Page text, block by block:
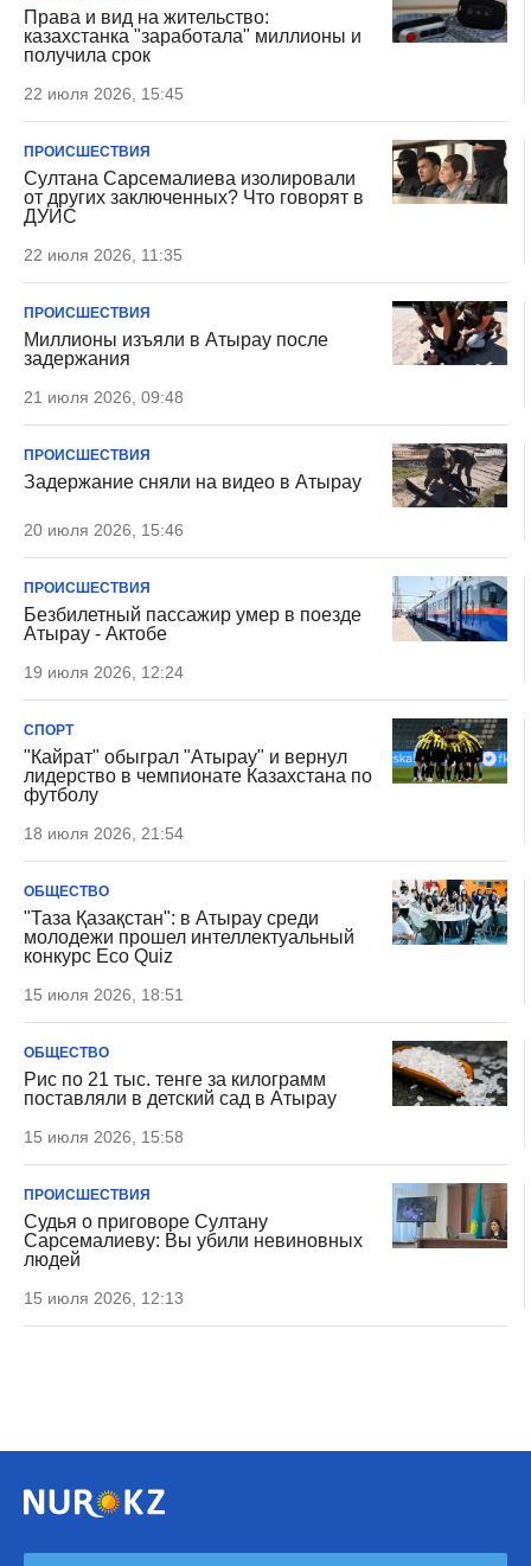
Права и вид на жительство:
казахстанка "заработала" миллионы и
получила срок
22 июля 2026, 15:45
ПРОИСШЕСТВИЯ
Султана Сарсемалиева изолировали
от других заключенных? Что говорят в
ДУИС
22 июля 2026, 11:35
ПРОИСШЕСТВИЯ
Миллионы изъяли в Атырау после
задержания
21 июля 2026, 09:48
ПРОИСШЕСТВИЯ
Задержание сняли на видео в Атырау
20 июля 2026, 15:46
ПРОИСШЕСТВИЯ
Безбилетный пассажир умер в поезде
Атырау - Актобе
19 июля 2026, 12:24
СПОРТ
"Кайрат" обыграл "Атырау" и вернул
лидерство в чемпионате Казахстана по
футболу
18 июля 2026, 21:54
ОБЩЕСТВО
"Таза Қазақстан": в Атырау среди
молодежи прошел интеллектуальный
конкурс Eco Quiz
15 июля 2026, 18:51
ОБЩЕСТВО
Рис по 21 тыс. тенге за килограмм
поставляли в детский сад в Атырау
15 июля 2026, 15:58
ПРОИСШЕСТВИЯ
Судья о приговоре Султану
Сарсемалиеву: Вы убили невиновных
людей
15 июля 2026, 12:13